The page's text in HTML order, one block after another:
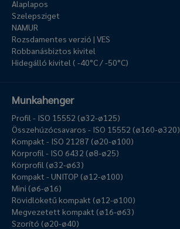
Alaplapos
Szelepsziget
NAMUR
Rozsdamentes verzió | VES
Robbanásbiztos kivitel
Hidegálló kivitel ( -40°C / -50°C)
Munkahenger
Profil - ISO 15552 (ø32-ø125)
Összehúzócsavaros - ISO 15552 (ø160-ø320)
Kompakt - ISO 21287 (ø20-ø100)
Körprofil - ISO 6432 (ø8-ø25)
Körprofil (ø32-ø63)
Kompakt - UNITOP (ø12-ø100)
Mini (ø6-ø16)
Rövidlöketű kompakt (ø12-ø100)
Megvezetett kompakt (ø16-ø63)
Szorító (ø20-ø40)